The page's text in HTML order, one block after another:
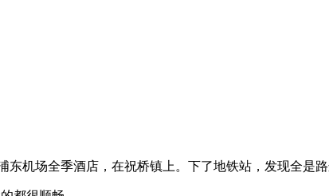
机场全季酒店，在祝桥镇上。下了地铁站，发现全是